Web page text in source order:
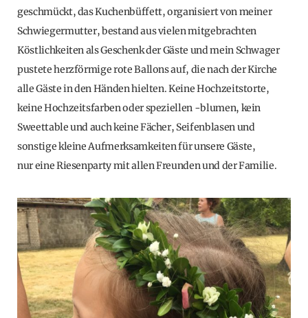
geschmückt, das Kuchenbüffett, organisiert von meiner
Schwiegermutter, bestand aus vielen mitgebrachten
Köstlichkeiten als Geschenk der Gäste und mein Schwager
pustete herzförmige rote Ballons auf, die nach der Kirche
alle Gäste in den Händen hielten. Keine Hochzeitstorte,
keine Hochzeitsfarben oder speziellen -blumen, kein
Sweettable und auch keine Fächer, Seifenblasen und
sonstige kleine Aufmerksamkeiten für unsere Gäste,
nur eine Riesenparty mit allen Freunden und der Familie.